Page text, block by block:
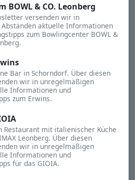
BOWL & CO. Leonberg
versenden wir in
aktuelle Informationen
zum Bowlingcenter BOWL &
Bar in Schorndorf. Über diesen
wir in unregelmäßigen
Informationen und
zum Erwins.
Restaurant mit italienischer Küche
Leonberg. Über diesen
wir in unregelmäßigen
Informationen und
für das GIOIA.